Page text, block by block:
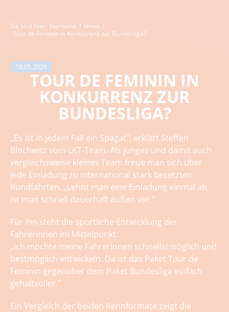
Sie sind hier: Startseite / News /
Tour de Feminin in Konkurrenz zur Bundesliga?
18.05.2026
TOUR DE FEMININ IN
KONKURRENZ ZUR
BUNDESLIGA?
„Es ist in jedem Fall ein Spagat", erklärt Steffen
Blochwitz vom LKT-Team. Als junges und damit auch
vergleichsweise kleines Team freue man sich über
jede Einladung zu international stark besetzten
Rundfahrten. „Lehnt man eine Einladung einmal ab,
ist man schnell dauerhaft außen vor."
Für ihn steht die sportliche Entwicklung der
Fahrerinnen im Mittelpunkt:
„Ich möchte meine Fahrerinnen schnellstmöglich und
bestmöglich entwickeln. Da ist das Paket Tour de
Feminin gegenüber dem Paket Bundesliga einfach
gehaltvoller."
Ein Vergleich der beiden Rennformate zeigt die